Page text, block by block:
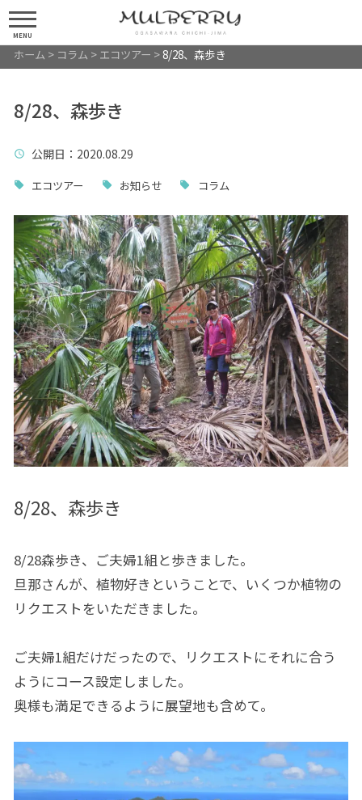
MENU
ホーム > コラム > エコツアー >8/28、森歩き
8/28、森歩き
公開日 ：2020.08.29
エコツアー お知らせ コラム
8/28、森歩き
8/28森歩き、ご夫婦1組と歩きました。
旦那さんが、植物好きということで、いくつか植物の
リクエストをいただきました。
ご夫婦1組だけだったので、リクエストにそれに合う
ようにコース設定しました。
奥様も満足できるように展望地も含めて。